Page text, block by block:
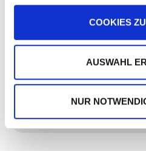
COOKIES
AUSWAHL
NUR
einer reibungslosen
zuverlässige IT-Infrastruktur.
Dies zu gewährleisten stellt
Herausforderung für die Betriebe
einer Professionellen